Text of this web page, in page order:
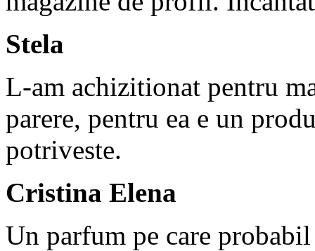
Stela
L-am achizitionat pentru
parere, pentru ea e un
potriveste.
Cristina Elena
Un parfum pe care